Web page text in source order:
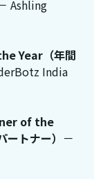
Ashling
Year（年間
India
of the
トナー） －